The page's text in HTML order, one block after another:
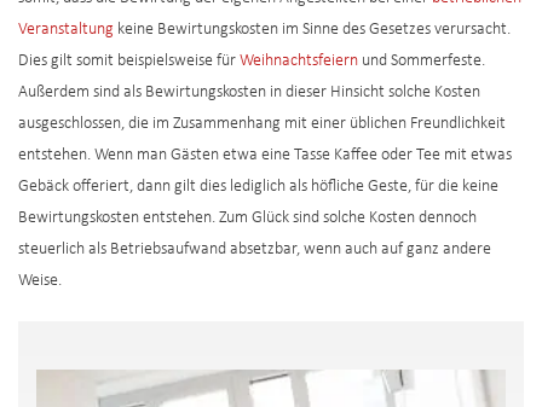
Veranstaltung keine Bewirtungskosten im Sinne des Gesetzes verursacht.
Dies gilt somit beispielsweise für Weihnachtsfeiern und Sommerfeste.
Außerdem sind als Bewirtungskosten in dieser Hinsicht solche Kosten
ausgeschlossen, die im Zusammenhang mit einer üblichen Freundlichkeit
entstehen. Wenn man Gästen etwa eine Tasse Kaffee oder Tee mit etwas
Gebäck offeriert, dann gilt dies lediglich als höfliche Geste, für die keine
Bewirtungskosten entstehen. Zum Glück sind solche Kosten dennoch
steuerlich als Betriebsaufwand absetzbar, wenn auch auf ganz andere
Weise.